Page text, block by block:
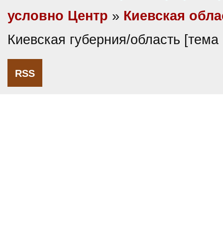
условно Центр » Киевская
Киевская губерния/область
RSS